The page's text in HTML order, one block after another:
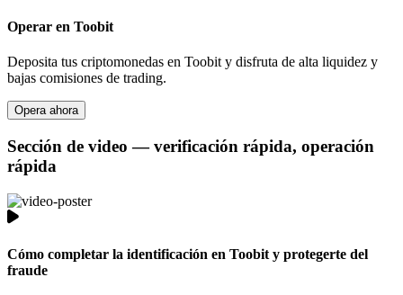
Operar en Toobit
Deposita tus criptomonedas en Toobit y disfruta de alta liquidez y
bajas comisiones de trading.
Opera ahora
Sección de video — verificación rápida, operación
rápida
Cómo completar la identificación en Toobit y protegerte del
fraude